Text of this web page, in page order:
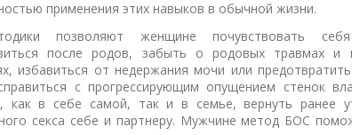
применения этих навыков в обычной жизни.
позволяют женщине почувствовать себя
после родов, забыть о родовых травмах и
избавиться от недержания мочи или
с прогрессирующим опущением стенок
как в себе самой, так и в семье, вернуть ранее
секса себе и партнеру. Мужчине метод БОС